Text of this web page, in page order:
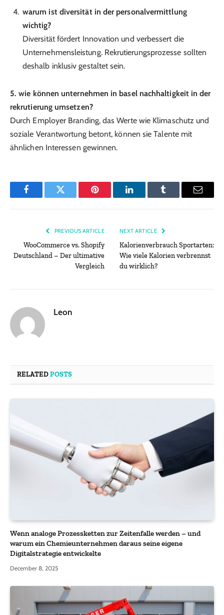
warum ist diversität in der personalvermittlung
wichtig?
Diversität fördert Innovation und verbessert die
Unternehmensleistung. Rekrutierungsprozesse sollten
deshalb inklusiv gestaltet sein.
5. wie können unternehmen in basel nachhaltigkeit in der
rekrutierung umsetzen?
Durch Employer Branding, das Werte wie Klimaschutz und
soziale Verantwortung betont, können sie Talente mit
ähnlichen Interessen gewinnen.
FacebookTwitter Pinterest LinkedInTumblr Email
PREVIOUS ARTICLE
WooCommerce vs. Shopify
Deutschland – Der ultimative
Vergleich
NEXT ARTICLE
Kalorienverbrauch Sportarten:
Wie viele Kalorien verbrennst
du wirklich?
Leon
RELATEDPOSTS
Wenn analoge Prozessketten zur Zeitenfalle werden – und
warum ein Chemieunternehmen daraus seine eigene
Digitalstrategie entwickelte
December 8, 2025